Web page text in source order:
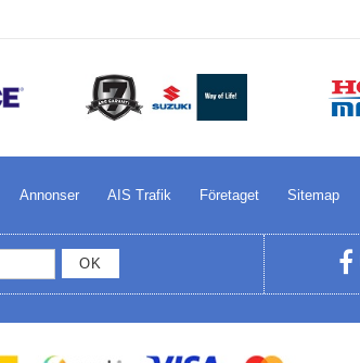
Annonser AIS Trafik Företaget Sitemap
OK